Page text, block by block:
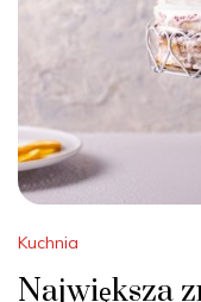
Kuchnia
Największa